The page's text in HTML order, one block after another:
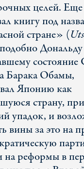
целей. Еще
книгу под
стране» (
Барака Обамы,
Японию как
страну,
упадок, и
вины за это на
на реформы в